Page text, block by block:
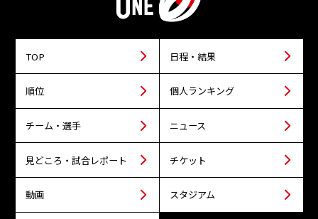
TOP 日程・結果
順位 個人ランキング
チーム・選手 ニュース
見どころ・試合レポート チケット
動画 スタジアム